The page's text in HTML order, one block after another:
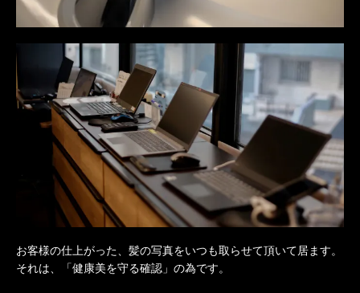
お客様の仕上がった、髪の写真をいつも取らせて頂いて居ます。
それは、「健康美を守る確認」の為です。